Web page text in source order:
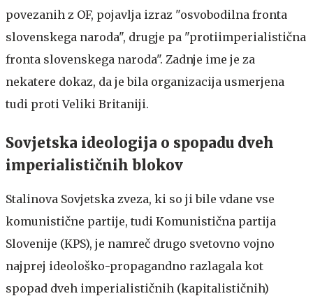
povezanih z OF, pojavlja izraz "osvobodilna fronta
slovenskega naroda", drugje pa "protiimperialistična
fronta slovenskega naroda". Zadnje ime je za
nekatere dokaz, da je bila organizacija usmerjena
tudi proti Veliki Britaniji.
Sovjetska ideologija o spopadu dveh
imperialističnih blokov
Stalinova Sovjetska zveza, ki so ji bile vdane vse
komunistične partije, tudi Komunistična partija
Slovenije (KPS), je namreč drugo svetovno vojno
najprej ideološko-propagandno razlagala kot
spopad dveh imperialističnih (kapitalističnih)